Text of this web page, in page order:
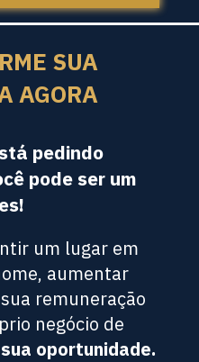
SUA
AGORA
pedindo
pode ser um
um lugar em
aumentar
remuneração
negócio de
oportunidade.